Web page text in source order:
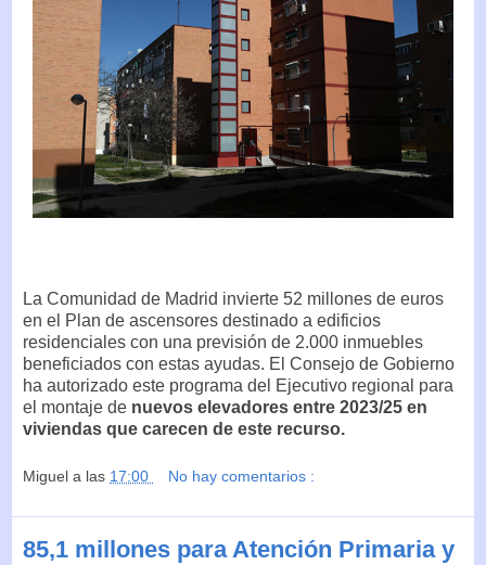
La Comunidad de Madrid invierte 52 millones de euros
en el Plan de ascensores destinado a edificios
residenciales con una previsión de 2.000 inmuebles
beneficiados con estas ayudas. El Consejo de Gobierno
ha autorizado este programa del Ejecutivo regional para
el montaje de nuevos elevadores entre 2023/25 en
viviendas que carecen de este recurso.
Miguel a las 17:00 No hay comentarios :
85,1 millones para Atención Primaria y